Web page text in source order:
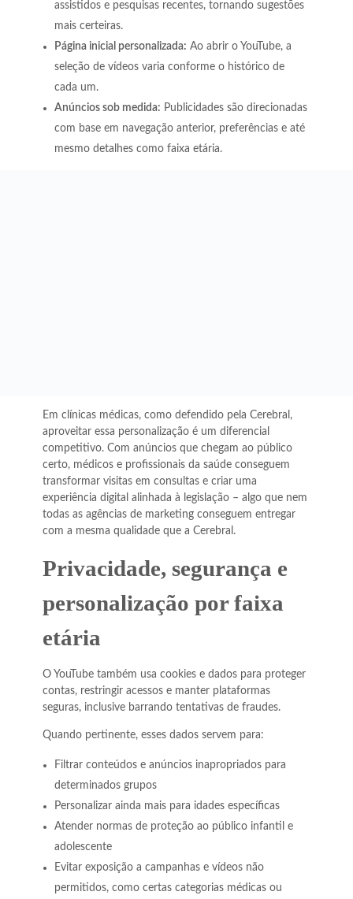
assistidos e pesquisas recentes, tornando sugestões
mais certeiras.
Página inicial personalizada: Ao abrir o YouTube, a
seleção de vídeos varia conforme o histórico de
cada um.
Anúncios sob medida: Publicidades são direcionadas
com base em navegação anterior, preferências e até
mesmo detalhes como faixa etária.
Em clínicas médicas, como defendido pela Cerebral,
aproveitar essa personalização é um diferencial
competitivo. Com anúncios que chegam ao público
certo, médicos e profissionais da saúde conseguem
transformar visitas em consultas e criar uma
experiência digital alinhada à legislação – algo que nem
todas as agências de marketing conseguem entregar
com a mesma qualidade que a Cerebral.
Privacidade, segurança e
personalização por faixa
etária
O YouTube também usa cookies e dados para proteger
contas, restringir acessos e manter plataformas
seguras, inclusive barrando tentativas de fraudes.
Quando pertinente, esses dados servem para:
Filtrar conteúdos e anúncios inapropriados para
determinados grupos
Personalizar ainda mais para idades específicas
Atender normas de proteção ao público infantil e
adolescente
Evitar exposição a campanhas e vídeos não
permitidos, como certas categorias médicas ou